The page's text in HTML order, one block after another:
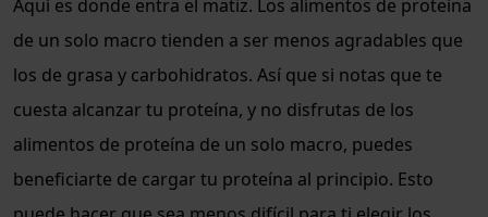
Aquí es donde entra el matiz. Los alimentos de proteína
de un solo macro tienden a ser menos agradables que
los de grasa y carbohidratos. Así que si notas que te
cuesta alcanzar tu proteína, y no disfrutas de los
alimentos de proteína de un solo macro, puedes
beneficiarte de cargar tu proteína al principio. Esto